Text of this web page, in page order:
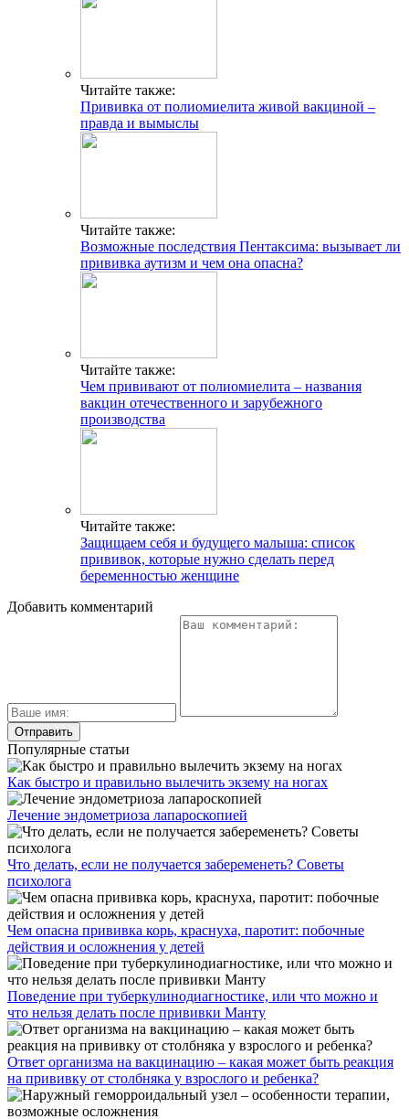
Читайте также:
Прививка от полиомиелита живой вакциной –
правда и вымыслы
Читайте также:
Возможные последствия Пентаксима: вызывает ли
прививка аутизм и чем она опасна?
Читайте также:
Чем прививают от полиомиелита – названия
вакцин отечественного и зарубежного
производства
Читайте также:
Защищаем себя и будущего малыша: список
прививок, которые нужно сделать перед
беременностью женщине
Добавить комментарий
Популярные статьи
Как быстро и правильно вылечить экзему на ногах
Лечение эндометриоза лапароскопией
Что делать, если не получается забеременеть? Советы
психолога
Чем опасна прививка корь, краснуха, паротит: побочные
действия и осложнения у детей
Поведение при туберкулинодиагностике, или что можно и
что нельзя делать после прививки Манту
Ответ организма на вакцинацию – какая может быть реакция
на прививку от столбняка у взрослого и ребенка?